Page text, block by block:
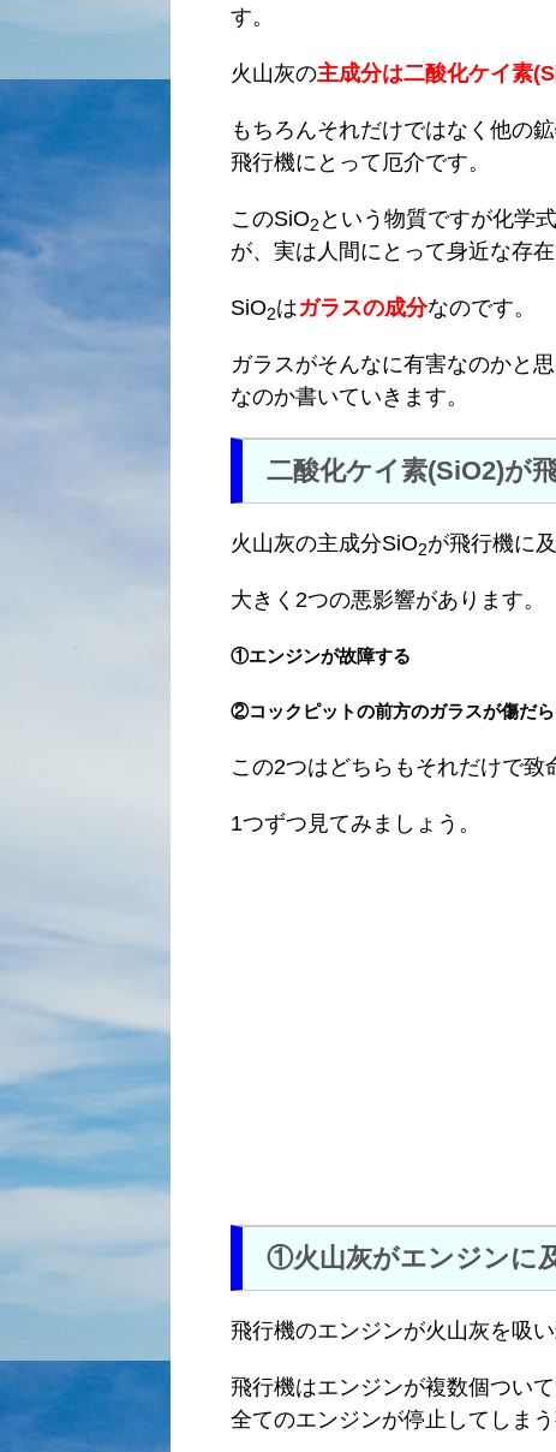
す。
火山灰の主成分は二酸化ケイ素
もちろんそれだけではなく他の
飛行機にとって厄介です。
このSiO2 という物質ですが化学
が、実は人間にとって身近な存在
SiO2はガラスの成分なのです。
ガラスがそんなに有害なのかと
なのか書いていきます。
二酸化ケイ素(SiO2)が
火山灰の主成分SiO2が飛行機に
大きく2つの悪影響があります。
①エンジンが故障する
②コックピットの前方のガラスが傷だ
この2つはどちらもそれだけで致
1つずつ見てみましょう。
①火山灰がエンジンに
飛行機のエンジンが火山灰を吸
飛行機はエンジンが複数個つい
全てのエンジンが停止してしま